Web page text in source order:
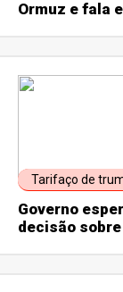
Ormuz e fala
Tarifaço de
Governo
decisão